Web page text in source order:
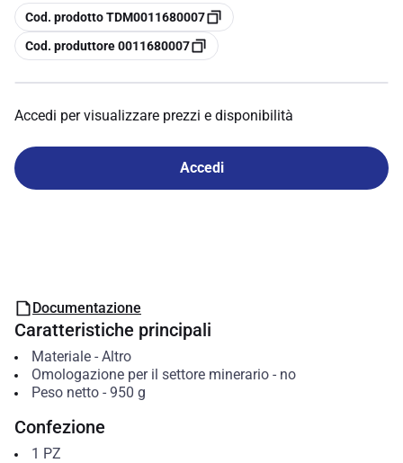
copia
Cod. prodotto TDM0011680007
copia
Cod. produttore 0011680007
Accedi per visualizzare prezzi e disponibilità
Accedi
Documentazione
Caratteristiche principali
Materiale- Altro
Omologazione per il settore minerario- no
Peso netto- 950 g
Confezione
1 PZ